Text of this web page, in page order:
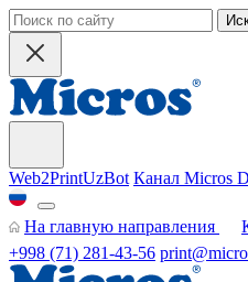
Web2PrintUzBot Канал Micros
На главную направления
+998 (71) 281-43-56